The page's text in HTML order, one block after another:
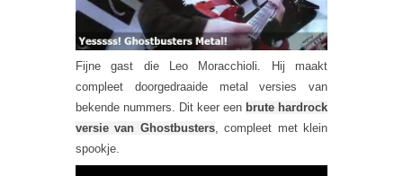
Fijne gast die Leo Moracchioli. Hij maakt
compleet doorgedraaide metal versies van
bekende nummers. Dit keer een brute hardrock
versie van Ghostbusters, compleet met klein
spookje.